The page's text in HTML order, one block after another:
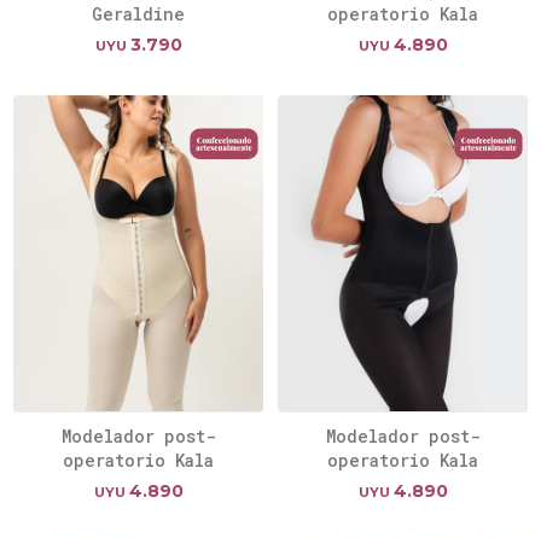
Geraldine
UYU 3.790
operatorio Kala
UYU 4.890
Modelador post-
operatorio Kala
UYU 4.890
Modelador post-
operatorio Kala
UYU 4.890